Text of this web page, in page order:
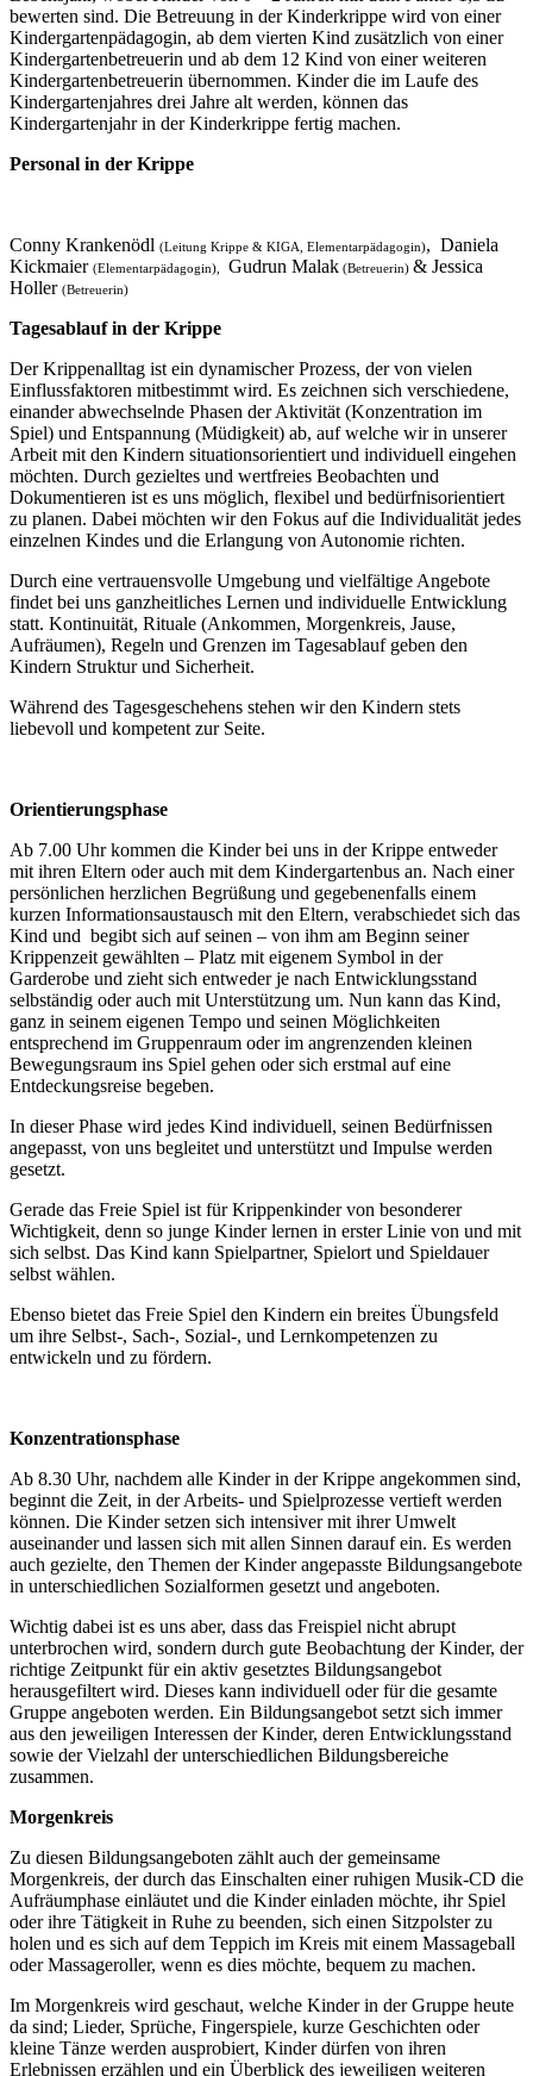
bewerten sind. Die Betreuung in der Kinderkrippe wird von einer
Kindergartenpädagogin, ab dem vierten Kind zusätzlich von einer
Kindergartenbetreuerin und ab dem 12 Kind von einer weiteren
Kindergartenbetreuerin übernommen. Kinder die im Laufe des
Kindergartenjahres drei Jahre alt werden, können das
Kindergartenjahr in der Kinderkrippe fertig machen.
Personal in der Krippe
Conny Krankenödl (Leitung Krippe & KIGA, Elementarpädagogin), Daniela
Kickmaier (Elementarpädagogin), Gudrun Malak (Betreuerin) & Jessica
Holler (Betreuerin)
Tagesablauf in der Krippe
Der Krippenalltag ist ein dynamischer Prozess, der von vielen
Einflussfaktoren mitbestimmt wird. Es zeichnen sich verschiedene,
einander abwechselnde Phasen der Aktivität (Konzentration im
Spiel) und Entspannung (Müdigkeit) ab, auf welche wir in unserer
Arbeit mit den Kindern situationsorientiert und individuell eingehen
möchten. Durch gezieltes und wertfreies Beobachten und
Dokumentieren ist es uns möglich, flexibel und bedürfnisorientiert
zu planen. Dabei möchten wir den Fokus auf die Individualität jedes
einzelnen Kindes und die Erlangung von Autonomie richten.
Durch eine vertrauensvolle Umgebung und vielfältige Angebote
findet bei uns ganzheitliches Lernen und individuelle Entwicklung
statt. Kontinuität, Rituale (Ankommen, Morgenkreis, Jause,
Aufräumen), Regeln und Grenzen im Tagesablauf geben den
Kindern Struktur und Sicherheit.
Während des Tagesgeschehens stehen wir den Kindern stets
liebevoll und kompetent zur Seite.
Orientierungsphase
Ab 7.00 Uhr kommen die Kinder bei uns in der Krippe entweder
mit ihren Eltern oder auch mit dem Kindergartenbus an. Nach einer
persönlichen herzlichen Begrüßung und gegebenenfalls einem
kurzen Informationsaustausch mit den Eltern, verabschiedet sich das
Kind und begibt sich auf seinen – von ihm am Beginn seiner
Krippenzeit gewählten – Platz mit eigenem Symbol in der
Garderobe und zieht sich entweder je nach Entwicklungsstand
selbständig oder auch mit Unterstützung um. Nun kann das Kind,
ganz in seinem eigenen Tempo und seinen Möglichkeiten
entsprechend im Gruppenraum oder im angrenzenden kleinen
Bewegungsraum ins Spiel gehen oder sich erstmal auf eine
Entdeckungsreise begeben.
In dieser Phase wird jedes Kind individuell, seinen Bedürfnissen
angepasst, von uns begleitet und unterstützt und Impulse werden
gesetzt.
Gerade das Freie Spiel ist für Krippenkinder von besonderer
Wichtigkeit, denn so junge Kinder lernen in erster Linie von und mit
sich selbst. Das Kind kann Spielpartner, Spielort und Spieldauer
selbst wählen.
Ebenso bietet das Freie Spiel den Kindern ein breites Übungsfeld
um ihre Selbst-, Sach-, Sozial-, und Lernkompetenzen zu
entwickeln und zu fördern.
Konzentrationsphase
Ab 8.30 Uhr, nachdem alle Kinder in der Krippe angekommen sind,
beginnt die Zeit, in der Arbeits- und Spielprozesse vertieft werden
können. Die Kinder setzen sich intensiver mit ihrer Umwelt
auseinander und lassen sich mit allen Sinnen darauf ein. Es werden
auch gezielte, den Themen der Kinder angepasste Bildungsangebote
in unterschiedlichen Sozialformen gesetzt und angeboten.
Wichtig dabei ist es uns aber, dass das Freispiel nicht abrupt
unterbrochen wird, sondern durch gute Beobachtung der Kinder, der
richtige Zeitpunkt für ein aktiv gesetztes Bildungsangebot
herausgefiltert wird. Dieses kann individuell oder für die gesamte
Gruppe angeboten werden. Ein Bildungsangebot setzt sich immer
aus den jeweiligen Interessen der Kinder, deren Entwicklungsstand
sowie der Vielzahl der unterschiedlichen Bildungsbereiche
zusammen.
Morgenkreis
Zu diesen Bildungsangeboten zählt auch der gemeinsame
Morgenkreis, der durch das Einschalten einer ruhigen Musik-CD die
Aufräumphase einläutet und die Kinder einladen möchte, ihr Spiel
oder ihre Tätigkeit in Ruhe zu beenden, sich einen Sitzpolster zu
holen und es sich auf dem Teppich im Kreis mit einem Massageball
oder Massageroller, wenn es dies möchte, bequem zu machen.
Im Morgenkreis wird geschaut, welche Kinder in der Gruppe heute
da sind; Lieder, Sprüche, Fingerspiele, kurze Geschichten oder
kleine Tänze werden ausprobiert, Kinder dürfen von ihren
Erlebnissen erzählen und ein Überblick des jeweiligen weiteren